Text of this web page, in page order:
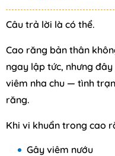
Câu trả lời là có thể.
Cao răng bản thân
ngay lập tức, nhưng
viêm nha chu — tình
răng.
Khi vi khuẩn trong cao
Gây viêm nướu